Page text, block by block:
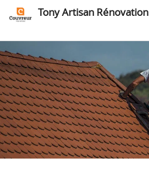
Tony Artisan Rénovation